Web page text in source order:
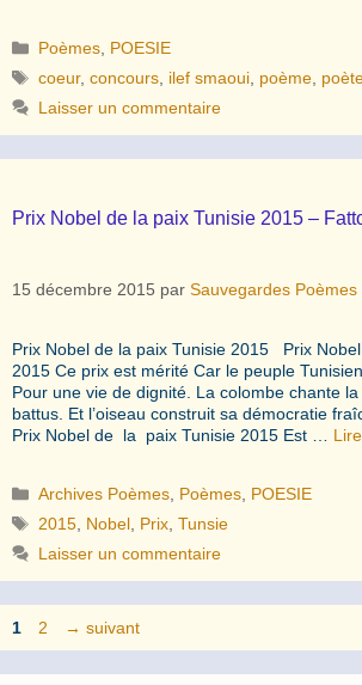
Catégories
Poèmes POESIE
Étiquettes
coeur,concours ilef smaoui poème
Laisser un commentaire
Prix Nobel de la paix Tunisie 2015 –
15 décembre 2015 par Sauvegardes Poèmes
Prix Nobel de la paix Tunisie 2015 Prix
2015 Ce prix est mérité Car le peuple
Pour une vie de dignité. La colombe chante
battus. Et l’oiseau construit sa démocratie
Prix Nobel de la paix Tunisie 2015 Est …
Catégories
Archives Poèmes Poèmes POESIE
Étiquettes
2015 Nobel Prix ,Tunsie
Laisser un commentaire
Page
1 Page
2 → suivant